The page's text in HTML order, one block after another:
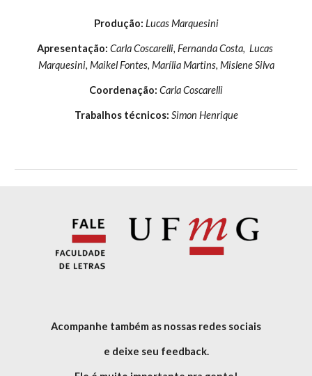
Produção: Lucas Marquesini
Apresentação: Carla Coscarelli, Fernanda Costa,  Lucas
Marquesini, Maikel Fontes, Marília Martins, Mislene Silva
Coordenação: Carla Coscarelli
Trabalhos técnicos: Simon Henrique
Acompanhe também as nossas redes sociais
e deixe seu feedback.